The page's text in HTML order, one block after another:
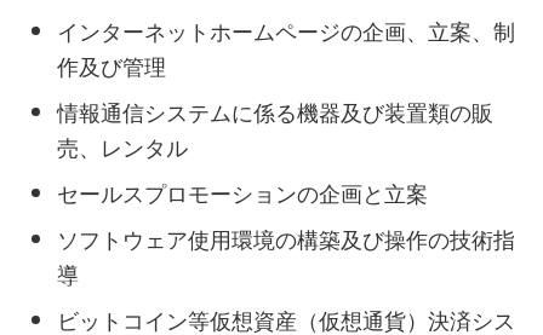
インターネットホームページの企画、立案、制
作及び管理
情報通信システムに係る機器及び装置類の販
売、レンタル
セールスプロモーションの企画と立案
ソフトウェア使用環境の構築及び操作の技術指
導
ビットコイン等仮想資産（仮想通貨）決済シス